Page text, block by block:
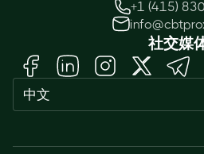
+1 (415)
社交媒
中文